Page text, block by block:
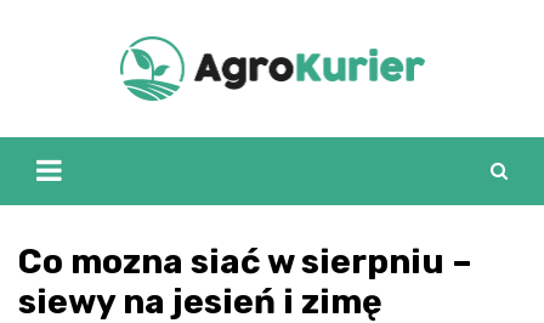
Co mozna siać w sierpniu –
siewy na jesień i zimę